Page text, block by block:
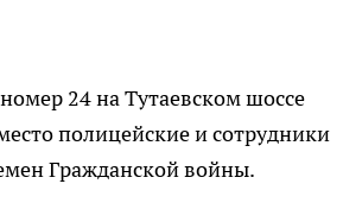
24 на Тутаевском шоссе
полицейские и сотрудники
Гражданской войны.